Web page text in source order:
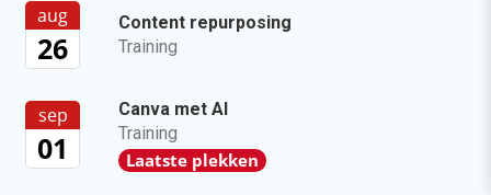
aug
26
Content repurposing
Training
sep
01
Canva met AI
Training
Laatste plekken